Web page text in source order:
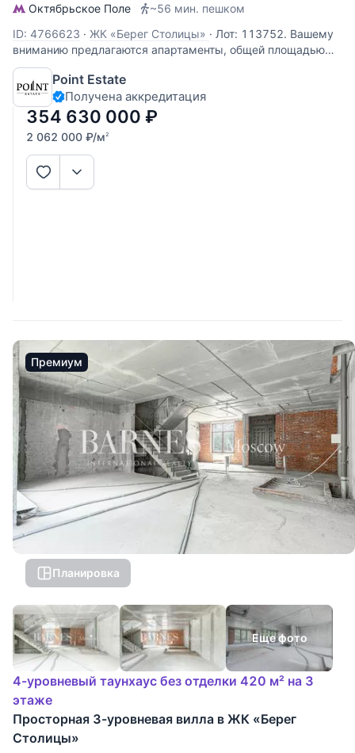
Октябрьское Поле
~56 мин. пешком
ID: 4766623 · ЖК «Берег Столицы» · Лот: 113752. Вашему
вниманию предлагаются апартаменты, общей площадью
193 м2. Просторная планировка включает в себя уютную
гостиную - столовую, спальню с гардеробной и санузлом, 2
спальни с собственными санузлами, кухню и гостевой
санузел. На -1
Point Estate
Получена аккредитация
354 630 000 ₽
2 062 000 ₽/м2
Премиум
Планировка
Еще фото
4-уровневый таунхаус без отделки 420 м² на 3
этаже
Просторная 3-уровневая вилла в ЖК «Берег
Столицы»